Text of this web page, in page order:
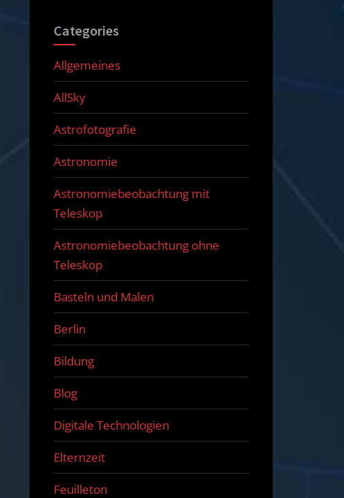
Categories
Allgemeines
AllSky
Astrofotografie
Astronomie
Astronomiebeobachtung mit
Teleskop
Astronomiebeobachtung ohne
Teleskop
Basteln und Malen
Berlin
Bildung
Blog
Digitale Technologien
Elternzeit
Feuilleton